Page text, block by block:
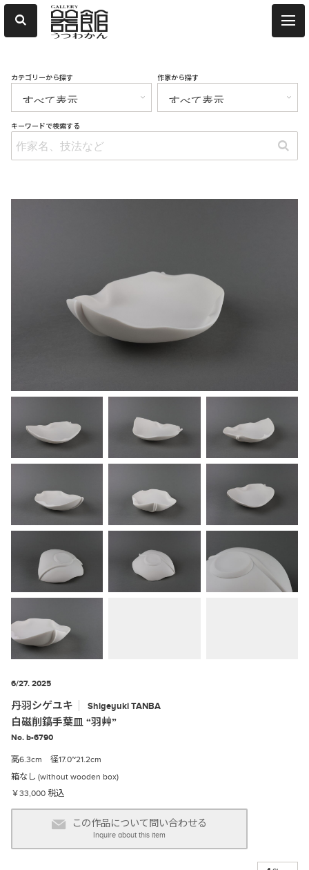
カテゴリーから探す 作家から探す
キーワードで検索する
6/27. 2025
丹羽シゲユキ Shigeyuki TANBA
白磁削鎬手葉皿 “羽艸”
No. b-6790
高6.3cm 径17.0~21.2cm
箱なし (without wooden box)
￥33,000 税込
この作品について問い合わせる
Inquire about this item
コピーしました